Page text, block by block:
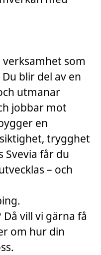
som
blir del av en
utmanar
jobbar mot
en
trygghet
Svevia får du
– och
vill vi gärna få
om hur din